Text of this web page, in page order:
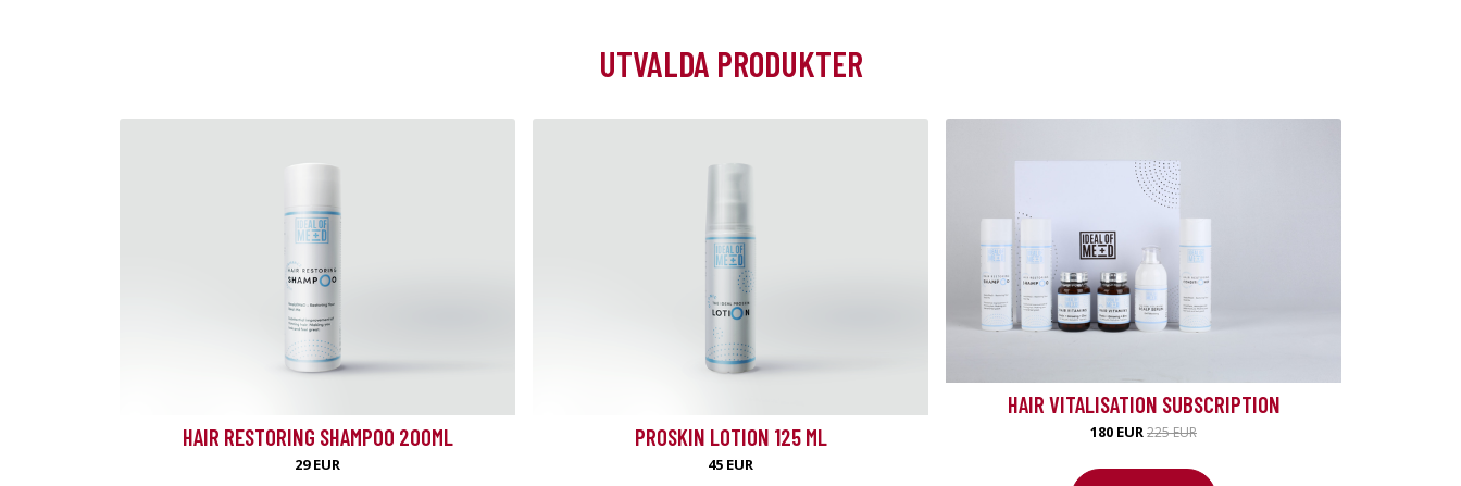
UTVALDA PRODUKTER
HAIR RESTORING SHAMPOO 200ML
29 EUR
PROSKIN LOTION 125 ML
45 EUR
HAIR VITALISATION SUBSCRIPTION
180 EUR225 EUR